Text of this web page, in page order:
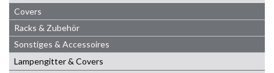
Covers
Racks & Zubehör
Sonstiges & Accessoires
Lampengitter & Covers